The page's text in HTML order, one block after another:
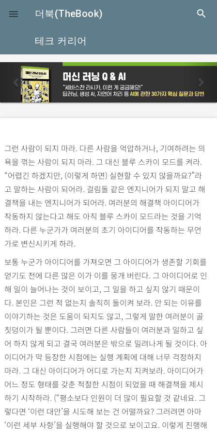
close
 더북(TheBook) search
테크 커리어
p
r
e
u
s
n
e
x
그런 사람이 되지 마라. 다른 사람을 억압하거나, 기여하려는 의
욕을 꺾는 사람이 되지 마라. 그 대신 블루 스카이 모드를 켜라.
“어렵긴 하겠지만, (이렇게 하면) 실현할 수 있지 않을까요?”라
고 말하는 사람이 되어라. 걸림돌 같은 엔지니어가 되지 말고 해
결책을 내는 엔지니어가 되어라. 여러분의 해결책 아이디어가
작동하지 않는다고 해도 아직 블루 스카이 모드라는 것을 기억
하라. 다른 누군가가 여러분의 초기 아이디어를 작동하는 무언
가로 변신시키게 하라.
보통 누군가 아이디어를 가져오면 그 아이디어가 생존할 기회를
얻기도 전에 다른 많은 이가 이를 뭉개 버린다. 그 아이디어로 인
해 일이 늘어나는 것이 보이고, 그 일을 하고 싶지 않기 때문이
다. 본인은 그런 적 없는지 솔직히 돌이켜 보라. 안 되는 이유를
이야기하는 것은 도움이 되지도 않고, 그렇게 말한 여러분이 골
칫덩이가 될 뿐이다. 그러면 다른 사람들이 여러분과 일하고 싶
어 하지 않게 되고 결국 여러분은 밖으로 밀려나게 될 것이다. 아
이디어가 막 등장한 시점에는 실행 계획에 대해 너무 걱정하지
마라. 그 대신 아이디어가 어디로 가는지 지켜보라. 아이디어가
어느 정도 형태를 갖춘 적절한 시점이 되었을 때 해결책을 제시
하기 시작하라. (“평소보다 인원이 더 많이 필요할 것 같네요. 그
렇다면 ‘이런 대안’을 시도해 보는 건 어떨까요? 그러려면 아마
‘이런 세부 사항’을 실행해야 할 것으로 보이고요. 이렇게 진행해